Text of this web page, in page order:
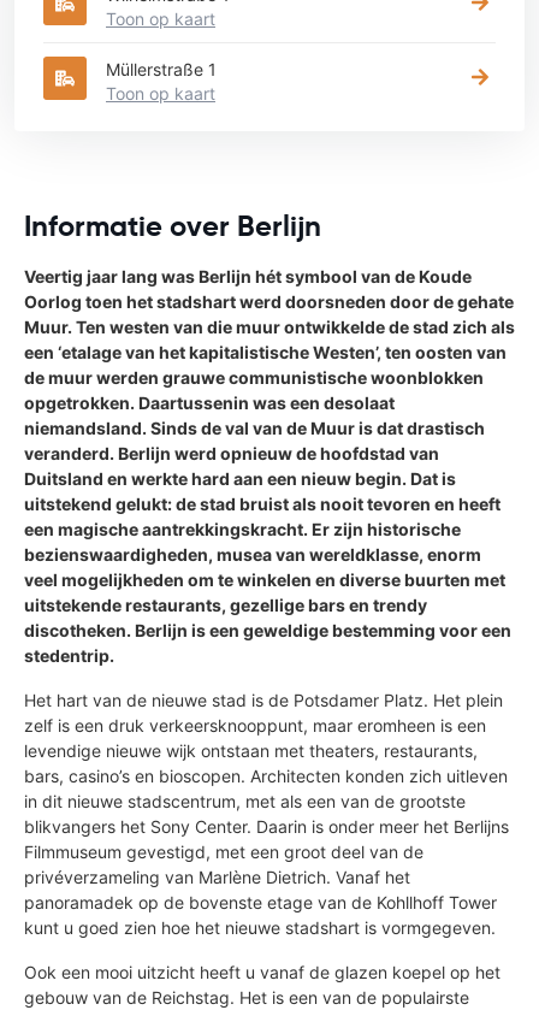
Toon op kaart
Müllerstraße 1
Toon op kaart
Informatie over Berlijn
Veertig jaar lang was Berlijn hét symbool van de Koude
Oorlog toen het stadshart werd doorsneden door de gehate
Muur. Ten westen van die muur ontwikkelde de stad zich als
een ‘etalage van het kapitalistische Westen’, ten oosten van
de muur werden grauwe communistische woonblokken
opgetrokken. Daartussenin was een desolaat
niemandsland. Sinds de val van de Muur is dat drastisch
veranderd. Berlijn werd opnieuw de hoofdstad van
Duitsland en werkte hard aan een nieuw begin. Dat is
uitstekend gelukt: de stad bruist als nooit tevoren en heeft
een magische aantrekkingskracht. Er zijn historische
bezienswaardigheden, musea van wereldklasse, enorm
veel mogelijkheden om te winkelen en diverse buurten met
uitstekende restaurants, gezellige bars en trendy
discotheken. Berlijn is een geweldige bestemming voor een
stedentrip.
Het hart van de nieuwe stad is de Potsdamer Platz. Het plein
zelf is een druk verkeersknooppunt, maar eromheen is een
levendige nieuwe wijk ontstaan met theaters, restaurants,
bars, casino’s en bioscopen. Architecten konden zich uitleven
in dit nieuwe stadscentrum, met als een van de grootste
blikvangers het Sony Center. Daarin is onder meer het Berlijns
Filmmuseum gevestigd, met een groot deel van de
privéverzameling van Marlène Dietrich. Vanaf het
panoramadek op de bovenste etage van de Kohllhoff Tower
kunt u goed zien hoe het nieuwe stadshart is vormgegeven.
Ook een mooi uitzicht heeft u vanaf de glazen koepel op het
gebouw van de Reichstag. Het is een van de populairste